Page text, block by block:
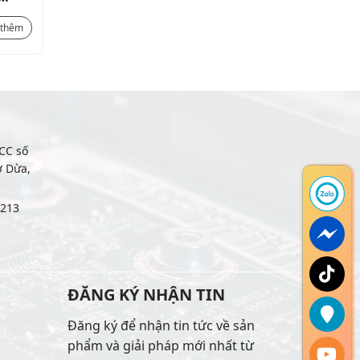
số
Dừa,
ĐĂNG KÝ NHẬN TIN
Đăng ký để nhận tin tức về sản
phẩm và giải pháp mới nhất từ